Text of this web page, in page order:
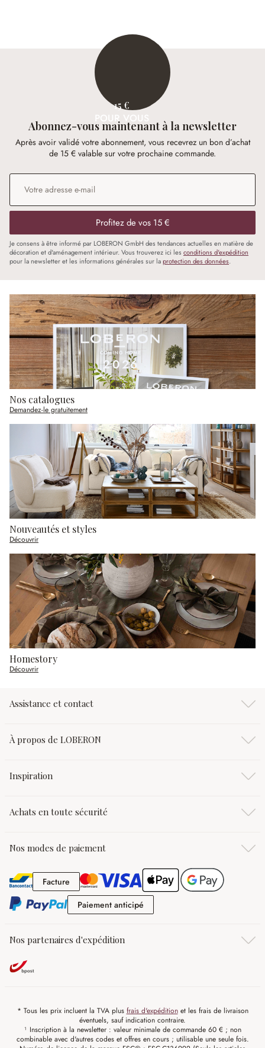
15 €
POUR VOUS
Abonnez-vous maintenant à la newsletter
Après avoir validé votre abonnement, vous recevrez un bon d’achat
de 15 € valable sur votre prochaine commande.
Adresse e-mail
Profitez de vos 15 €
Je consens à être informé par LOBERON GmbH des tendances actuelles en matière de
décoration et d'aménagement intérieur. Vous trouverez ici les conditions d'expédition
pour la newsletter et les informations générales sur laprotection des données.
Nos catalogues
Demandez-le gratuitement
Nouveautés et styles
Découvrir
Homestory
Découvrir
Assistance et contact
À propos de LOBERON
Inspiration
Achats en toute sécurité
Nos modes de paiement
FactureFacture
Paiement anticipé
Nos partenaires d'expédition
* Tous les prix incluent la TVA plus frais d'expéditionet les frais de livraison
éventuels, sauf indication contraire.
¹ Inscription à la newsletter : valeur minimale de commande 60 € ; non
combinable avec d'autres codes et offres en cours ; utilisable une seule fois.